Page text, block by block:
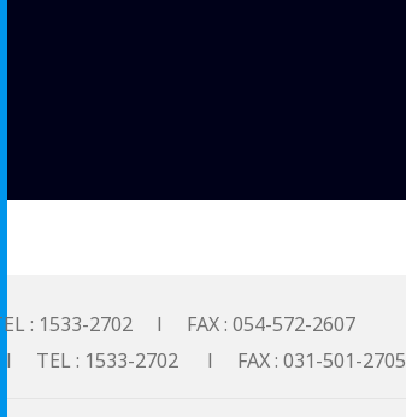
: 1533-2702 l FAX : 054-572-2607
l TEL : 1533-2702 l FAX : 031-501-2705